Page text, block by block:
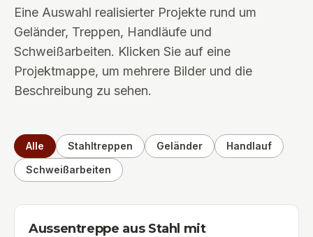
Eine Auswahl realisierter Projekte rund um
Geländer, Treppen, Handläufe und
Schweißarbeiten. Klicken Sie auf eine
Projektmappe, um mehrere Bilder und die
Beschreibung zu sehen.
Alle Stahltreppen Geländer
Handlauf
Schweißarbeiten
Aussentreppe aus Stahl mit